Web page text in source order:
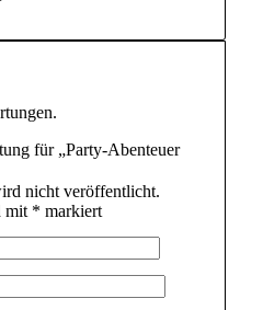
für „Party-Abenteuer
nicht veröffentlicht.
mit * markiert